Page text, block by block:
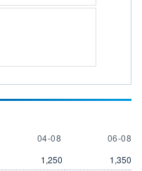
4 AUGUST
04-08 6
06-08
1,250
1,350